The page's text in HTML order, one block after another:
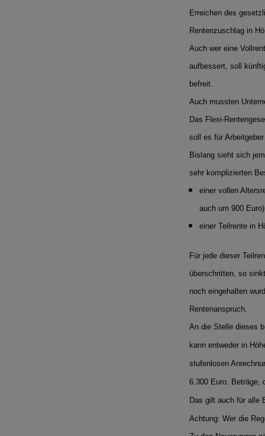
Erreichen des
Rentenzuschlag in
Auch wer eine
aufbessert, soll
befreit.
Auch mussten
Das Flexi-
soll es für
Bislang sieht sich
sehr komplizierten
einer vollen
auch um 900
einer Teilrente in
Für jede dieser
überschritten, so
noch eingehalten
Rentenanspruch.
An die Stelle dieses
kann entweder in
stufenlosen
6.300 Euro. Beträge,
Das gilt auch für alle
Achtung: Wer die